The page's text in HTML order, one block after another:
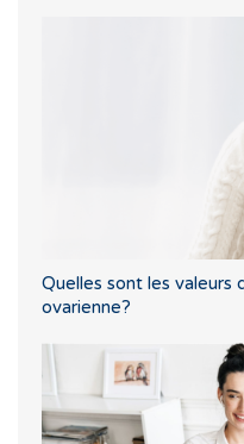
Quelles sont les valeurs
ovarienne?